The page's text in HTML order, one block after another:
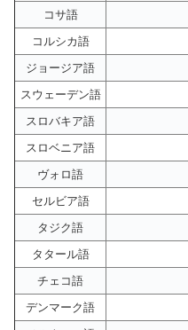
コサ語
コルシカ語
ジョージア語
スウェーデン語
スロバキア語
スロベニア語
ヴォロ語
セルビア語
タジク語
タタール語
チェコ語
デンマーク語